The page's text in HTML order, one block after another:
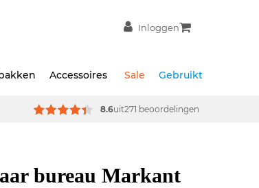
Inloggen
Accessoires Sale Gebruikt
8.6uit271 beoordelingen
bureau Markant